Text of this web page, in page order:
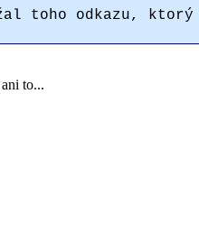
toho odkazu, ktorý
to...